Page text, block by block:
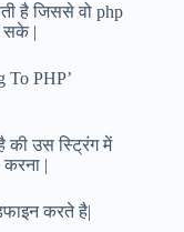
है जिससे वो php
सके |
To PHP’
की उस स्ट्रिंग में
|
करते है|